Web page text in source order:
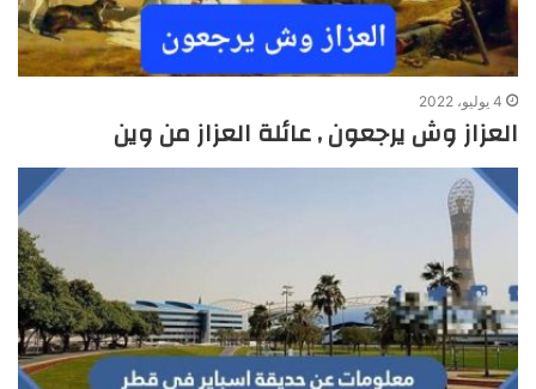
4 يوليو، 2022
العزاز وش يرجعون , عائلة العزاز من وين